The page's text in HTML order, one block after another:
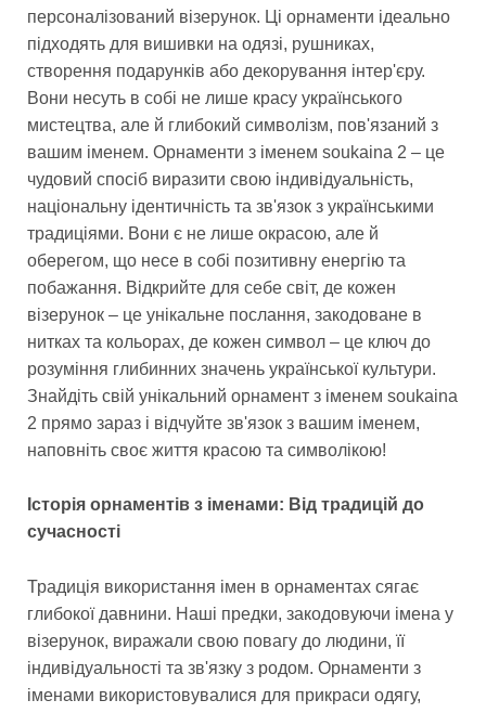
персоналізований візерунок. Ці орнаменти ідеально
підходять для вишивки на одязі, рушниках,
створення подарунків або декорування інтер'єру.
Вони несуть в собі не лише красу українського
мистецтва, але й глибокий символізм, пов'язаний з
вашим іменем. Орнаменти з іменем soukaina 2 – це
чудовий спосіб виразити свою індивідуальність,
національну ідентичність та зв'язок з українськими
традиціями. Вони є не лише окрасою, але й
оберегом, що несе в собі позитивну енергію та
побажання. Відкрийте для себе світ, де кожен
візерунок – це унікальне послання, закодоване в
нитках та кольорах, де кожен символ – це ключ до
розуміння глибинних значень української культури.
Знайдіть свій унікальний орнамент з іменем soukaina
2 прямо зараз і відчуйте зв'язок з вашим іменем,
наповніть своє життя красою та символікою!
Історія орнаментів з іменами: Від традицій до
сучасності
Традиція використання імен в орнаментах сягає
глибокої давнини. Наші предки, закодовуючи імена у
візерунок, виражали свою повагу до людини, її
індивідуальності та зв'язку з родом. Орнаменти з
іменами використовувалися для прикраси одягу,